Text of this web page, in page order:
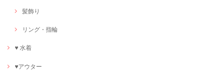
髪飾り
リング・指輪
♥ 水着
♥アウター